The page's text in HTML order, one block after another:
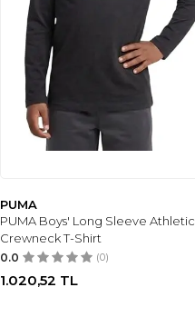
PUMA
PUMA Boys' Long Sleeve Athletic
Crewneck T-Shirt
0.0 (0)
1.020,52 TL